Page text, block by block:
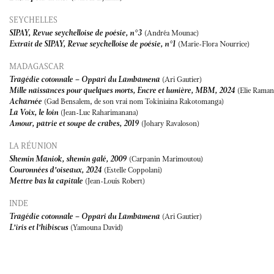
SEYCHELLES
SIPAY, Revue seychelloise de poésie, n°3 (Andréa Mounac)
Extrait de SIPAY, Revue seychelloise de poésie, n°1 (Marie-Flora Nourrice)
MADAGASCAR
Tragédie cotonnale – Oppari du Lambamena (Ari Gautier)
Mille naissances pour quelques morts, Encre et lumière, MBM, 2024 (Elie
Acharnée (Gad Bensalem, de son vrai nom Tokiniaina Rakotomanga)
La Voix, le loin (Jean-Luc Raharimanana)
Amour, patrie et soupe de crabes, 2019 (Johary Ravaloson)
LA RÉUNION
Shemin Maniok, shemin galé, 2009 (Carpanin Marimoutou)
Couronnées d’oiseaux, 2024 (Estelle Coppolani)
Mettre bas la capitale (Jean-Louis Robert)
INDE
Tragédie cotonnale – Oppari du Lambamena (Ari Gautier)
L’iris et l’hibiscus (Yamouna David)